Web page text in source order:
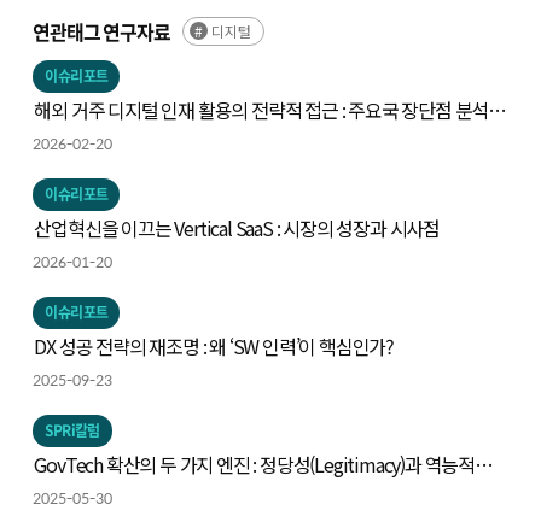
연관태그 연구자료 디지털
이슈리포트
해외 거주 디지털 인재 활용의 전략적 접근 : 주요국 장단점 분석을
중심으로
2026-02-20
이슈리포트
산업혁신을 이끄는 Vertical SaaS : 시장의 성장과 시사점
2026-01-20
이슈리포트
DX 성공 전략의 재조명 : 왜 ‘SW 인력’이 핵심인가?
2025-09-23
SPRi칼럼
GovTech 확산의 두 가지 엔진 : 정당성(Legitimacy)과 역능적
행위자성(Empowered Actorhood)
2025-05-30